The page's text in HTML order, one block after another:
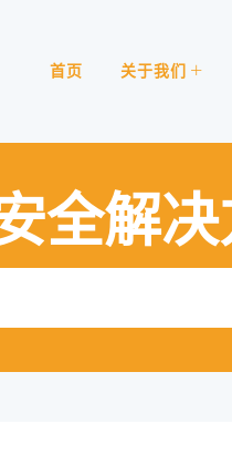
首页 关于我们
全解